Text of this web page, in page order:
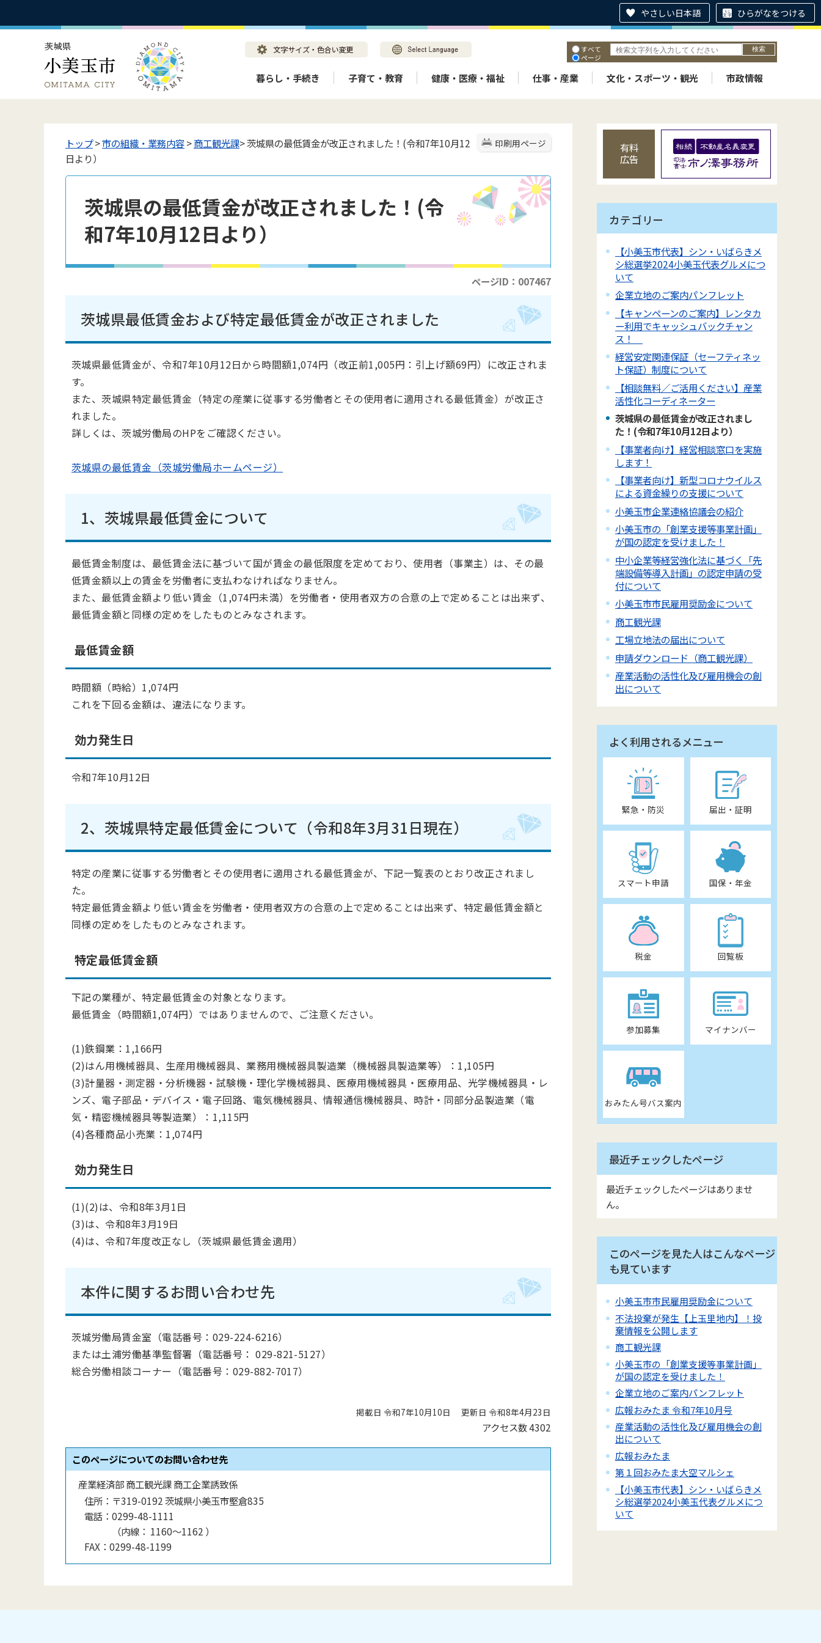
やさしい日本語 ひらがなをつける
すべて
ページ
暮らし・手続き 子育て・教育 健康・医療・福祉 仕事・産業 文化・スポーツ・観光 市政情報
印刷用ページ
トップ>市の組織・業務内容>商工観光課> 茨城県の最低賃金が改正されました！(令和7年10月12
日より）
茨城県の最低賃金が改正されました！(令
和7年10月12日より）
ページID：007467
茨城県最低賃金および特定最低賃金が改正されました
茨城県最低賃金が、令和7年10月12日から時間額1,074円（改正前1,005円：引上げ額69円）に改正されま
す。
また、茨城県特定最低賃金（特定の産業に従事する労働者とその使用者に適用される最低賃金）が改正さ
れました。
詳しくは、茨城労働局のHPをご確認ください。
茨城県の最低賃金（茨城労働局ホームページ）
1、茨城県最低賃金について
最低賃金制度は、最低賃金法に基づいて国が賃金の最低限度を定めており、使用者（事業主）は、その最
低賃金額以上の賃金を労働者に支払わなければなりません。
また、最低賃金額より低い賃金（1,074円未満）を労働者・使用者双方の合意の上で定めることは出来ず、
最低賃金額と同様の定めをしたものとみなされます。
最低賃金額
時間額（時給）1,074円
これを下回る金額は、違法になります。
効力発生日
令和7年10月12日
2、茨城県特定最低賃金について（令和8年3月31日現在）
特定の産業に従事する労働者とその使用者に適用される最低賃金が、下記一覧表のとおり改正されまし
た。
特定最低賃金額より低い賃金を労働者・使用者双方の合意の上で定めることは出来ず、特定最低賃金額と
同様の定めをしたものとみなされます。
特定最低賃金額
下記の業種が、特定最低賃金の対象となります。
最低賃金（時間額1,074円）ではありませんので、ご注意ください。
(1)鉄鋼業：1,166円
(2)はん用機械器具、生産用機械器具、業務用機械器具製造業（機械器具製造業等）：1,105円
(3)計量器・測定器・分析機器・試験機・理化学機械器具、医療用機械器具・医療用品、光学機械器具・レ
ンズ、電子部品・デバイス・電子回路、電気機械器具、情報通信機械器具、時計・同部分品製造業（電
気・精密機械器具等製造業）：1,115円
(4)各種商品小売業：1,074円
効力発生日
(1)(2)は、令和8年3月1日
(3)は、令和8年3月19日
(4)は、令和7年度改正なし（茨城県最低賃金適用）
本件に関するお問い合わせ先
茨城労働局賃金室（電話番号：029-224-6216）
または土浦労働基準監督署（電話番号： 029-821-5127）
総合労働相談コーナー（電話番号：029-882-7017）
掲載日 令和7年10月10日 更新日 令和8年4月23日
アクセス数4302
このページについてのお問い合わせ先
産業経済部 商工観光課 商工企業誘致係
住所： 〒319-0192 茨城県小美玉市堅倉835
電話： 0299-48-1111
（内線 ： 1160〜1162 ）
FAX： 0299-48-1199
有料
広告
カテゴリー
【小美玉市代表】シン・いばらきメ
シ総選挙2024小美玉代表グルメにつ
いて
企業立地のご案内パンフレット
【キャンペーンのご案内】レンタカ
ー利用でキャッシュバックチャン
ス！
経営安定関連保証（セーフティネッ
ト保証）制度について
【相談無料／ご活用ください】産業
活性化コーディネーター
茨城県の最低賃金が改正されまし
た！(令和7年10月12日より）
【事業者向け】経営相談窓口を実施
します！
【事業者向け】新型コロナウイルス
による資金繰りの支援について
小美玉市企業連絡協議会の紹介
小美玉市の「創業支援等事業計画」
が国の認定を受けました！
中小企業等経営強化法に基づく「先
端設備等導入計画」の認定申請の受
付について
小美玉市市民雇用奨励金について
商工観光課
工場立地法の届出について
申請ダウンロード（商工観光課）
産業活動の活性化及び雇用機会の創
出について
よく利用されるメニュー
緊急・防災 届出・証明
スマート申請 国保・年金
税金 回覧板
参加募集 マイナンバー
おみたん号バス案内
最近チェックしたページ
最近チェックしたページはありませ
ん。
このページを見た人はこんなページ
も見ています
小美玉市市民雇用奨励金について
不法投棄が発生【上玉里地内】！投
棄情報を公開します
商工観光課
小美玉市の「創業支援等事業計画」
が国の認定を受けました！
企業立地のご案内パンフレット
広報おみたま 令和7年10月号
産業活動の活性化及び雇用機会の創
出について
広報おみたま
第１回おみたま大空マルシェ
【小美玉市代表】シン・いばらきメ
シ総選挙2024小美玉代表グルメにつ
いて